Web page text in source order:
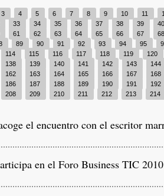
3 4 5 6 7 8 9 10 11
33 34 35 36 37 38 39 40
61 62 63 64 65 66 67 68
89 90 91 92 93 94 95
114 115 116 117 118 119 120
138 139 140 141 142 143 144
162 163 164 165 166 167 168
186 187 188 189 190 191 192
208 209 210 211 212 213 214
el encuentro con el escritor
en el Foro Business TIC 2010